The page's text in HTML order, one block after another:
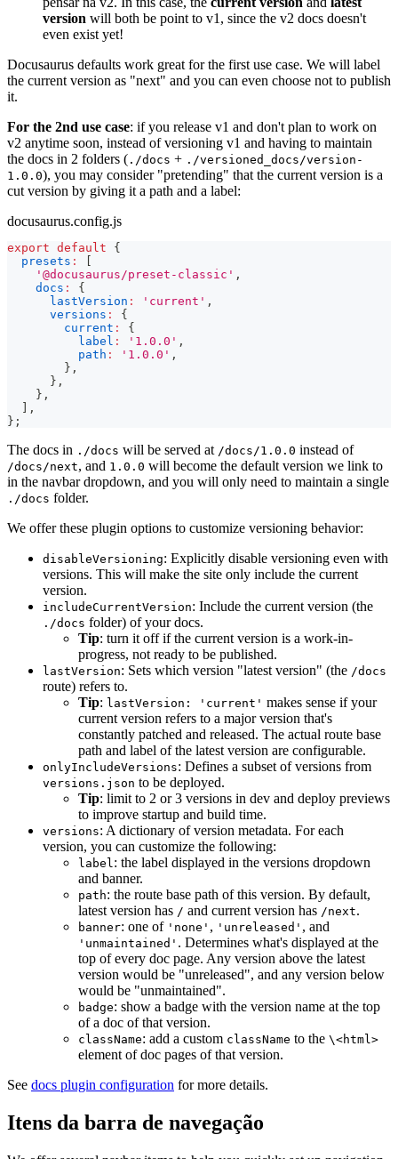
version will both be point to v1, since the v2 docs doesn't
even exist yet!
Docusaurus defaults work great for the first use case. We will label
the current version as "next" and you can even choose not to publish
it.
For the 2nd use case: if you release v1 and don't plan to work on
v2 anytime soon, instead of versioning v1 and having to maintain
the docs in 2 folders ( ./docs + ./versioned_docs/version-
1.0.0), you may consider "pretending" that the current version is a
cut version by giving it a path and a label:
docusaurus.config.js
export default
{
presets :
'@docusaurus/preset-classic' ,
docs :
{
lastVersion : 'current' ,
versions :
{
current :
{
label : '1.0.0' ,
path : '1.0.0' ,
} ,
} ,
} ,
,
} ;
The docs in ./docs will be served at /docs/1.0.0 instead of
/docs/next, and 1.0.0 will become the default version we link to
in the navbar dropdown, and you will only need to maintain a single
./docs folder.
We offer these plugin options to customize versioning behavior:
disableVersioning: Explicitly disable versioning even with
versions. This will make the site only include the current
version.
includeCurrentVersion: Include the current version (the
./docs folder) of your docs.
Tip: turn it off if the current version is a work-in-
progress, not ready to be published.
lastVersion: Sets which version "latest version" (the /docs
route) refers to.
Tip: lastVersion: 'current' makes sense if your
current version refers to a major version that's
constantly patched and released. The actual route base
path and label of the latest version are configurable.
onlyIncludeVersions: Defines a subset of versions from
versions.json to be deployed.
Tip: limit to 2 or 3 versions in dev and deploy previews
to improve startup and build time.
versions: A dictionary of version metadata. For each
version, you can customize the following:
label : the label displayed in the versions dropdown
and banner.
path: the route base path of this version. By default,
latest version has / and current version has /next.
banner: one of 'none' , 'unreleased' , and
'unmaintained' . Determines what's displayed at the
top of every doc page. Any version above the latest
version would be "unreleased", and any version below
would be "unmaintained".
badge: show a badge with the version name at the top
of a doc of that version.
className: add a custom className to the \<html>
element of doc pages of that version.
See docs plugin configuration for more details.
Itens da barra de navegação